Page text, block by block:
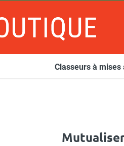
Classeurs à mises